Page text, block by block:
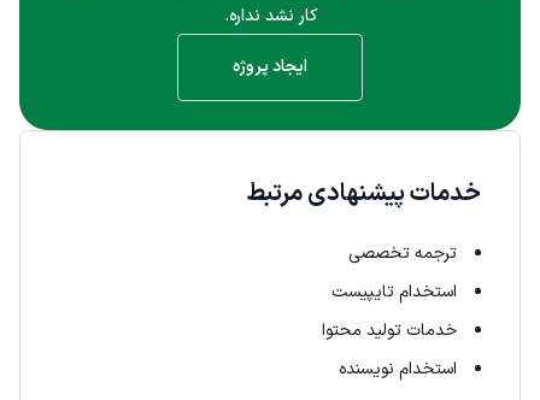
کار نشد نداره.
ایجاد پروژه
خدمات پیشنهادی مرتبط
ترجمه تخصصی
استخدام تایپیست
خدمات تولید محتوا
استخدام نویسنده